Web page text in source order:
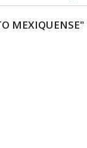
MEXIQUENSE"